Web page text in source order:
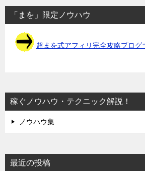
「まを」限定ノウハウ
超まを式アフィリ完全攻略プログ
稼ぐノウハウ・テクニック解説！
ノウハウ集
最近の投稿